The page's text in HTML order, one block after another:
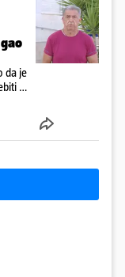
da je
za